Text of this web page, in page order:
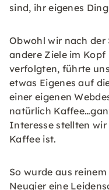
sind, ihr eigenes
Obwohl wir nach
andere Ziele im
verfolgten, führte
etwas Eigenes auf
einer eigenen
natürlich
Interesse stellten
Kaffee ist.
So wurde aus
Neugier eine